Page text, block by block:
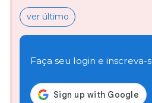
ver último
Faça seu login e inscreva-